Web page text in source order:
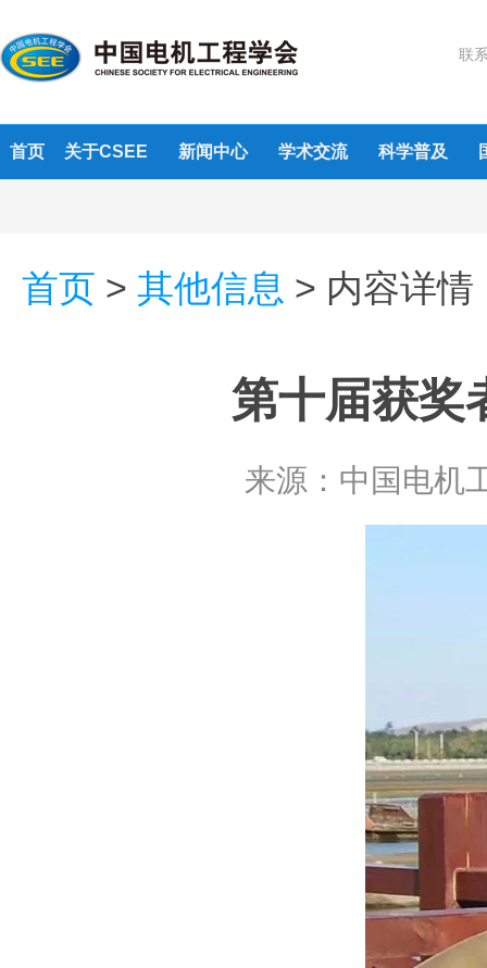
联
首页 关于CSEE 新闻中心 学术交流 科学普及
首页 > 其他信息 > 内容详情
第十届获奖
来源： 中国电机